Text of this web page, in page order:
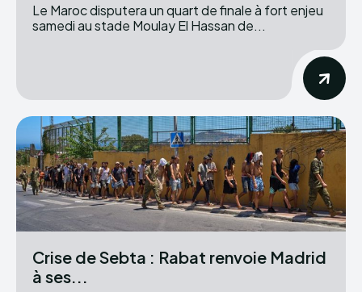
Le Maroc disputera un quart de finale à fort enjeu
samedi au stade Moulay El Hassan de...
Crise de Sebta : Rabat renvoie Madrid
à ses...